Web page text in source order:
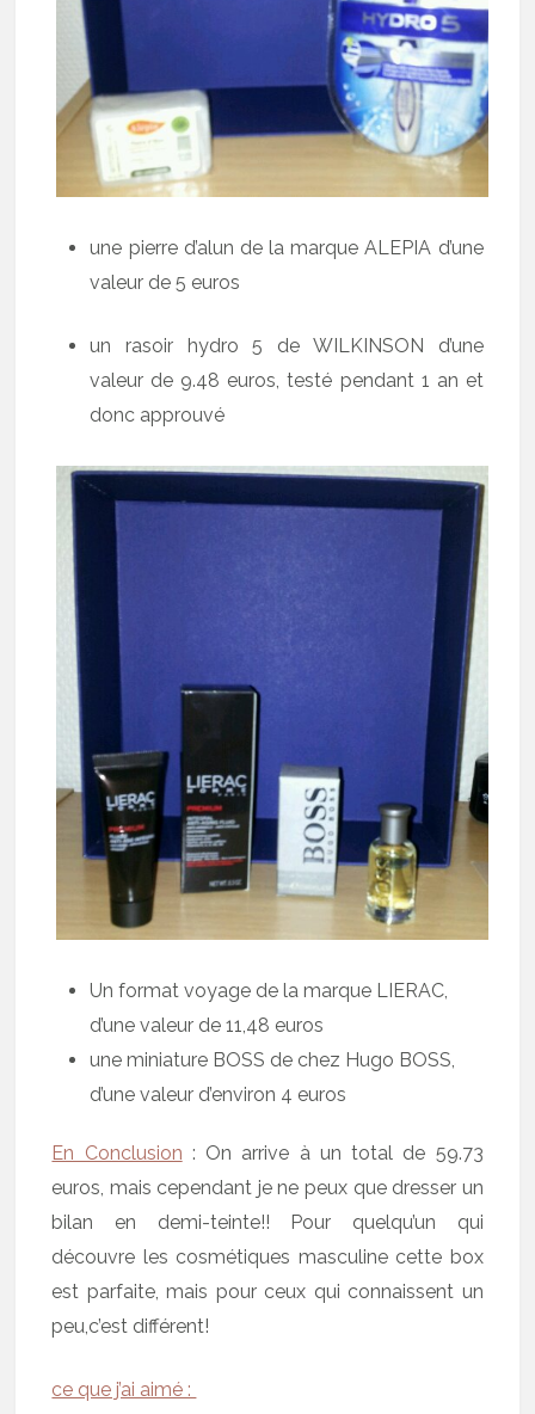
une pierre d’alun de la marque ALEPIA d’une
valeur de 5 euros
un rasoir hydro 5 de WILKINSON d’une
valeur de 9.48 euros, testé pendant 1 an et
donc approuvé
Un format voyage de la marque LIERAC,
d’une valeur de 11,48 euros
une miniature BOSS de chez Hugo BOSS,
d’une valeur d’environ 4 euros
En Conclusion : On arrive à un total de 59.73
euros, mais cependant je ne peux que dresser un
bilan en demi-teinte!! Pour quelqu’un qui
découvre les cosmétiques masculine cette box
est parfaite, mais pour ceux qui connaissent un
peu,c’est différent!
ce que j’ai aimé :